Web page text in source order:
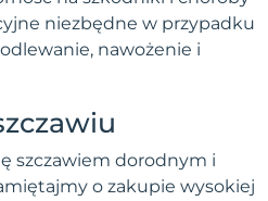
niezbędne w przypadku
nawożenie i
szczawiem dorodnym i
o zakupie wysokiej